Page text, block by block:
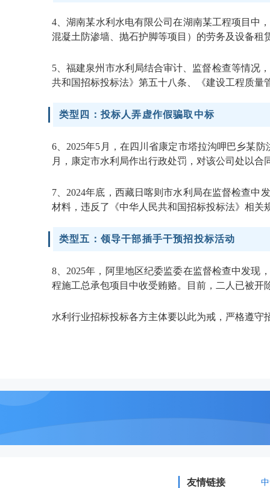
4、湖南某水利水电有限公司在湖南某工程项目中
混凝土防渗墙、抛石护脚等项目）的劳务及设备租
5、福建泉州市水利局结合审计、监督检查等情况
共和国招标投标法》第五十八条、《建设工程质量
类型四：投标人弄虚作假骗取中标
6、2025年5月，在四川省康定市塔拉沟呷巴乡某
月，康定市水利局作出行政处罚，对该公司处以
7、2024年底，西藏日喀则市水利局在监督检查
材料，违反了《中华人民共和国招标投标法》相关
类型五：领导干部插手干预招投标活动
8、2025年，阿里地区纪委监委在监督检查中发现
程施工总承包项目中收受贿赂。目前，二人已被
水利行业招标投标各方主体要以此为戒，严格遵
友情链接